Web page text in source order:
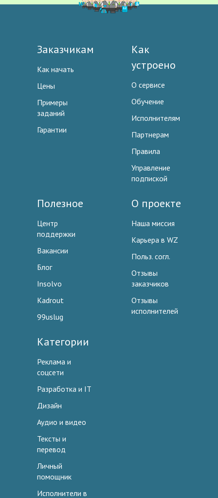
Заказчикам
Как начать
Цены
Примеры
заданий
Гарантии
Как
устроено
О сервисе
Обучение
Исполнителям
Партнерам
Правила
Управление
подпиской
Полезное
Центр
поддержки
Вакансии
Блог
Insolvo
Kadrout
99uslug
О проекте
Наша миссия
Карьера в WZ
Польз. согл.
Отзывы
заказчиков
Отзывы
исполнителей
Категории
Реклама и
соцсети
Разработка и IT
Дизайн
Аудио и видео
Тексты и
перевод
Личный
помощник
Исполнители в